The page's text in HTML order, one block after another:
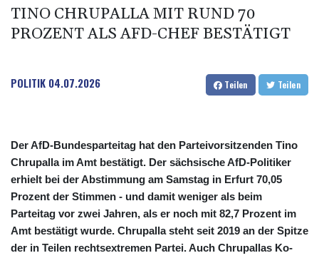
Urteil: Nähe zu Muslimbruderschaft kann Verbeamtung
entgegenstehen
TINO CHRUPALLA MIT RUND 70
PROZENT ALS AFD-CHEF BESTÄTIGT
POLITIK 04.07.2026 Teilen Teilen
Der AfD-Bundesparteitag hat den Parteivorsitzenden Tino
Chrupalla im Amt bestätigt. Der sächsische AfD-Politiker
erhielt bei der Abstimmung am Samstag in Erfurt 70,05
Prozent der Stimmen - und damit weniger als beim
Parteitag vor zwei Jahren, als er noch mit 82,7 Prozent im
Amt bestätigt wurde. Chrupalla steht seit 2019 an der Spitze
der in Teilen rechtsextremen Partei. Auch Chrupallas Ko-